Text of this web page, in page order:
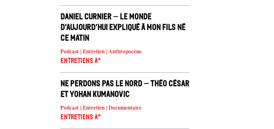
Daniel Curnier – Le Monde
d’aujourd’hui expliqué à mon fils né
ce matin
Podcast | Entretien | Anthropocène
Entretiens A°
Ne Perdons pas le nord – Théo César
et Yohan Kumanovic
Podcast | Entretien | Documentaire
Entretiens A°